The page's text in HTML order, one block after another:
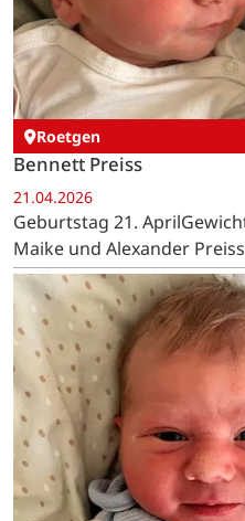
Roetgen
Bennett Preiss
21.04.2026
Geburtstag 21.
Maike und Alexander